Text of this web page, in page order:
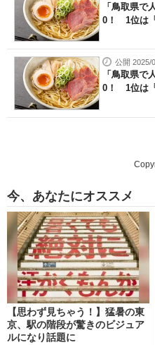
「鳥取県で
0！ 1位は
公開 2025/
「鳥取県で
0！ 1位は
今、あなたにオススメ
【思わず見ちゃう！】猛暑の東
京、駅の階段が驚きのビジュア
ルになり話題に